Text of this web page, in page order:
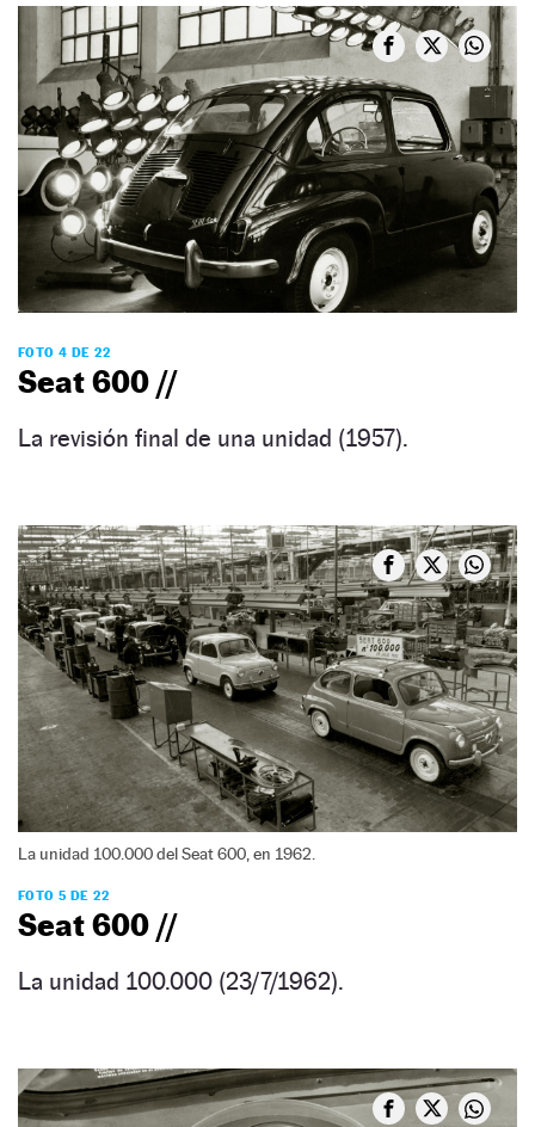
FOTO 4 DE 22
Seat 600 //
La revisión final de una unidad (1957).
La unidad 100.000 del Seat 600, en 1962.
FOTO 5 DE 22
Seat 600 //
La unidad 100.000 (23/7/1962).